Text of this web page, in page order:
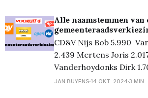
onverwacht! Maar er waren twee
deelnemers die er dan
vanaf zaten en dat
(17 zetels CD&
Alle naamstemmen van
CD&V Nijs Bob 5.990 Vanderkrieken Peter
2.439 Mertens Joris
Vanderhoydonks Dirk
1.651 Theuws Jaak 1.610
JAN BUYENS 14 OKT. 2024 3 MIN